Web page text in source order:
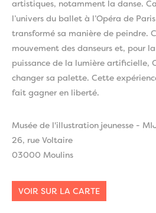
artistiques, notamment la danse.
l’univers du ballet à l’Opéra de
transformé sa manière de peindre.
mouvement des danseurs et, pour
puissance de la lumière artificielle,
changer sa palette. Cette
fait gagner en liberté.
Musée de l'illustration jeunesse -
26, rue Voltaire
03000 Moulins
VOIR SUR LA CARTE